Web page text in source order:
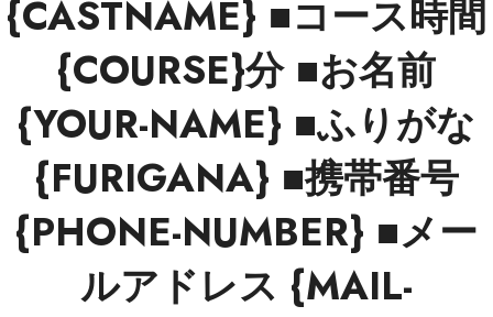
{CASTNAME} ■コース時間
{COURSE}分 ■お名前
{YOUR-NAME} ■ふりがな
{FURIGANA} ■携帯番号
{PHONE-NUMBER} ■メー
ルアドレス {MAIL-